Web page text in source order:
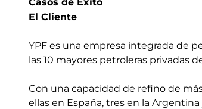
El Cliente
YPF es una empresa integrada de
las 10 mayores petroleras privadas
Con una capacidad de refino de
ellas en España, tres en la